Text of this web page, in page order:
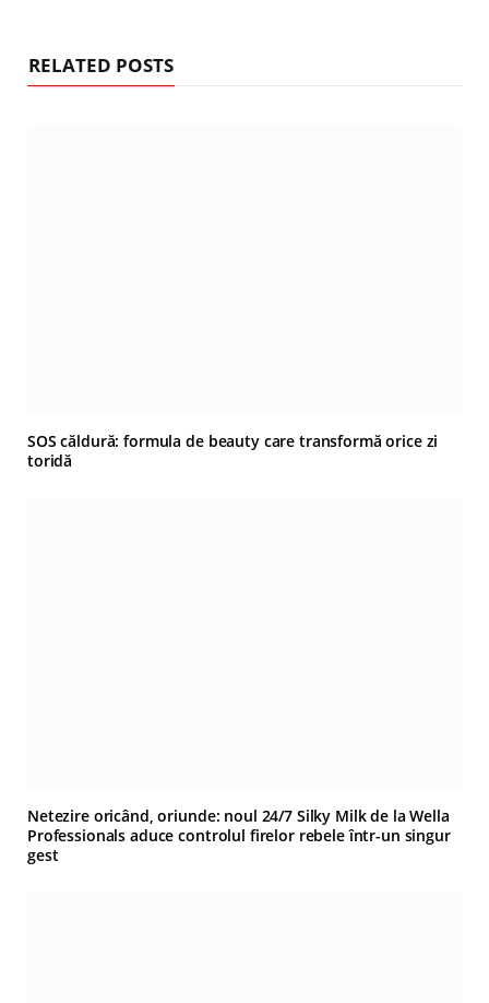
RELATED POSTS
SOS căldură: formula de beauty care transformă orice zi
toridă
Netezire oricând, oriunde: noul 24/7 Silky Milk de la Wella
Professionals aduce controlul firelor rebele într-un singur
gest